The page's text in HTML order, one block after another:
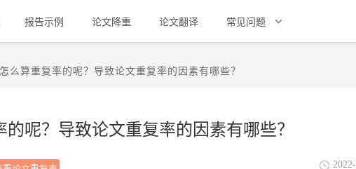
报告示例 论文降重 论文翻译 常见问题
么算重复率的呢？导致论文重复率的因素有哪些？
呢？导致论文重复率的因素有哪些？